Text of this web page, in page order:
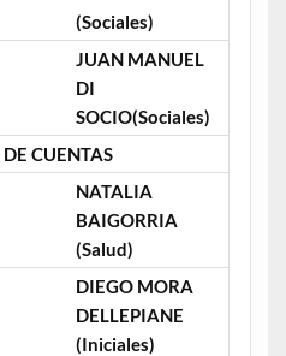
(Sociales)
JUAN MANUEL
DI
SOCIO(Sociales)
DE CUENTAS
NATALIA
BAIGORRIA
(Salud)
DIEGO MORA
DELLEPIANE
(Iniciales)